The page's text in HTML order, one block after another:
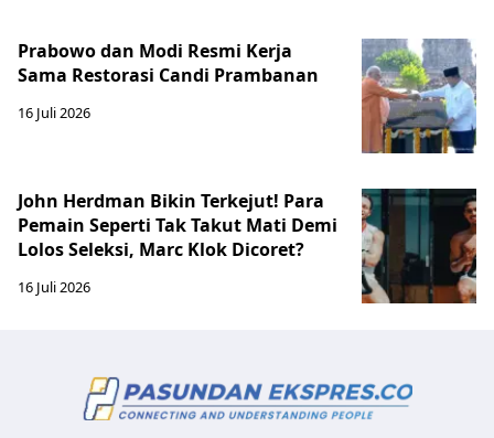
Prabowo dan Modi Resmi Kerja
Sama Restorasi Candi Prambanan
16 Juli 2026
John Herdman Bikin Terkejut! Para
Pemain Seperti Tak Takut Mati Demi
Lolos Seleksi, Marc Klok Dicoret?
16 Juli 2026